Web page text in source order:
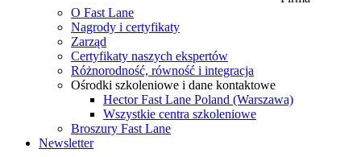
O Fast Lane
Nagrody i certyfikaty
Zarząd
Certyfikaty naszych ekspertów
Różnorodność, równość i integracja
Ośrodki szkoleniowe i dane kontaktowe
Hector Fast Lane Poland (Warszawa)
Wszystkie centra szkoleniowe
Broszury Fast Lane
Newsletter